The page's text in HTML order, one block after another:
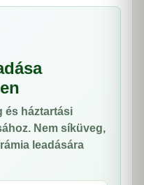
és háztartási
Nem síküveg,
leadására